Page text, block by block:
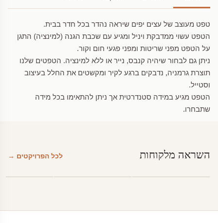
טפט מעוצב של עצים יפים שיראה נהדר בכל חדר בבית.
הטפט עשוי ממדבקת ויניל ומגיע עם שכבת הגנה (למינציה) התגן
על הטפט מפני שריטות ומפני פגעי חום וקור.
ניתן גם לבחור שיהיה קנבס, נייר או ללא למינציה. הטפטים שלנו
תוצרת גרמניה, נדבקים ברגע לקיר ומקשטים את החלל בעיצוב
וסטייל.
הטפט מגיע במידה סטנדרטית אך ניתן להתאימו בכל מידה
שתבחרו.
השראה מלקוחות לכל הפרויקטים →